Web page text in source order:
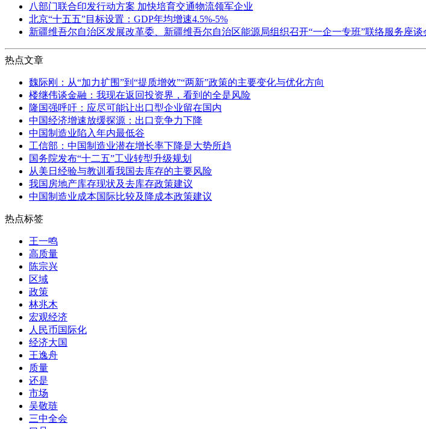
八部门联合印发行动方案 加快培育交通物流领军企业
北京“十五五”目标设置：GDP年均增速4.5%-5%
新疆维吾尔自治区发展改革委、新疆维吾尔自治区能源局组织召开“一企一专班”联络服务座谈
热点文章
魏际刚：从“加力扩围”到“提质增效”“两新”政策的主要变化与优化方向
楼继伟谈金融：我现在返回投资界，看到的全是风险
隆国强呼吁：应尽可能让出口型企业留在国内
中国经济增速放缓探源：出口竞争力下降
中国制造业陷入年内最低谷
工信部：中国制造业潜在增长率下降是大势所趋
国务院发布“十二五”工业转型升级规划
从美日经验与教训看我国去库存的主要风险
我国房地产库存现状及去库存政策建议
中国制造业成本国际比较及降成本政策建议
热点标签
王一鸣
高质量
陈宗兴
区域
政策
林兆木
宏观经济
人民币国际化
经济大国
王逸舟
质量
还是
市场
吴敬琏
三中全会